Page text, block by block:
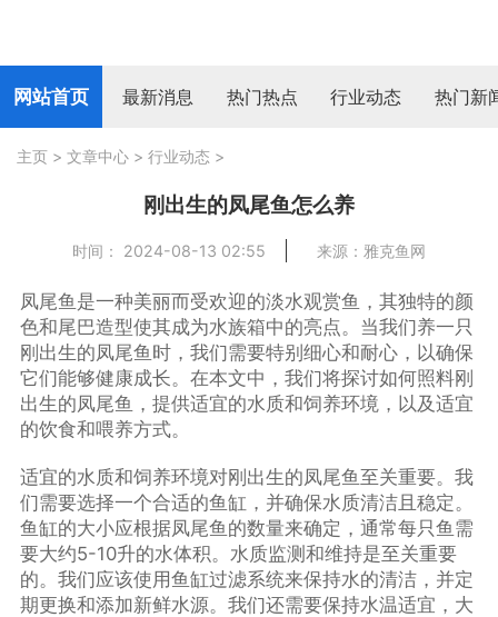
网站首页 最新消息 热门热点 行业动态 热门新
主页 > 文章中心 > 行业动态 >
刚出生的凤尾鱼怎么养
时间： 2024-08-13 02:55 来源：雅克鱼网
凤尾鱼是一种美丽而受欢迎的淡水观赏鱼，其独特的颜
色和尾巴造型使其成为水族箱中的亮点。当我们养一只
刚出生的凤尾鱼时，我们需要特别细心和耐心，以确保
它们能够健康成长。在本文中，我们将探讨如何照料刚
出生的凤尾鱼，提供适宜的水质和饲养环境，以及适宜
的饮食和喂养方式。
适宜的水质和饲养环境对刚出生的凤尾鱼至关重要。我
们需要选择一个合适的鱼缸，并确保水质清洁且稳定。
鱼缸的大小应根据凤尾鱼的数量来确定，通常每只鱼需
要大约5-10升的水体积。水质监测和维持是至关重要
的。我们应该使用鱼缸过滤系统来保持水的清洁，并定
期更换和添加新鲜水源。我们还需要保持水温适宜，大